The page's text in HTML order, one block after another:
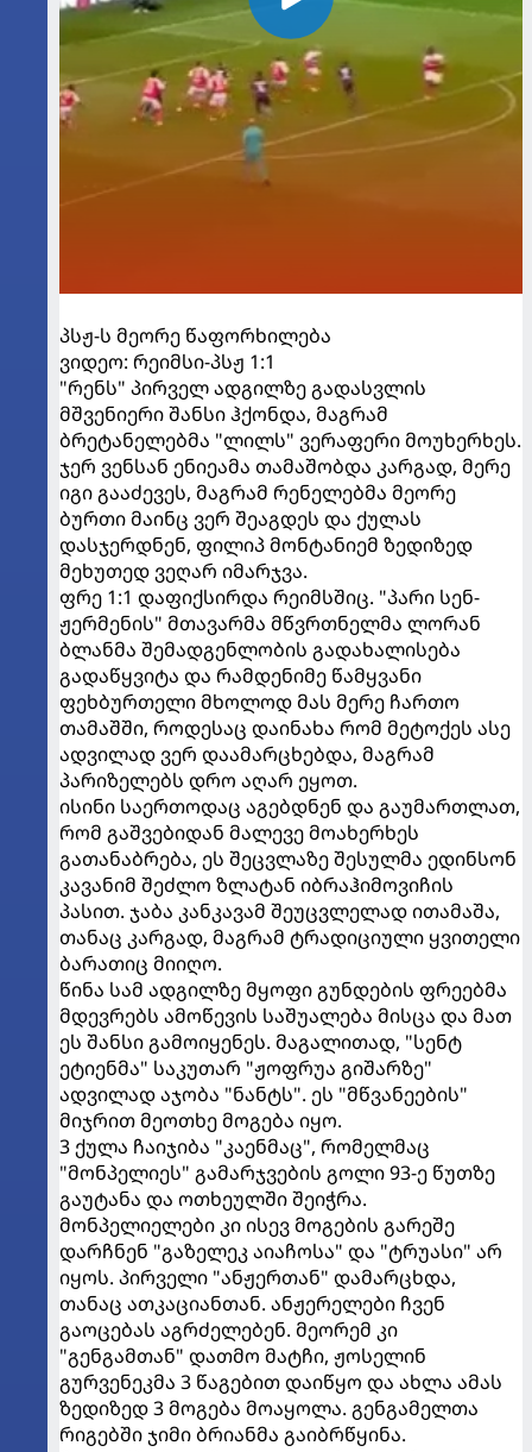
პსჟ-ს მეორე წაფორხილება
ვიდეო: რეიმსი-პსჟ 1:1
"რენს" პირველ ადგილზე გადასვლის
მშვენიერი შანსი ჰქონდა, მაგრამ
ბრეტანელებმა "ლილს" ვერაფერი მოუხერხეს.
ჯერ ვენსან ენიეამა თამაშობდა კარგად, მერე
იგი გააძევეს, მაგრამ რენელებმა მეორე
ბურთი მაინც ვერ შეაგდეს და ქულას
დასჯერდნენ, ფილიპ მონტანიემ ზედიზედ
მეხუთედ ვეღარ იმარჯვა.
ფრე 1:1 დაფიქსირდა რეიმსშიც. "პარი სენ-
ჟერმენის" მთავარმა მწვრთნელმა ლორან
ბლანმა შემადგენლობის გადახალისება
გადაწყვიტა და რამდენიმე წამყვანი
ფეხბურთელი მხოლოდ მას მერე ჩართო
თამაშში, როდესაც დაინახა რომ მეტოქეს ასე
ადვილად ვერ დაამარცხებდა, მაგრამ
პარიზელებს დრო აღარ ეყოთ.
ისინი საერთოდაც აგებდნენ და გაუმართლათ,
რომ გაშვებიდან მალევე მოახერხეს
გათანაბრება, ეს შეცვლაზე შესულმა ედინსონ
კავანიმ შეძლო ზლატან იბრაჰიმოვიჩის
პასით. ჯაბა კანკავამ შეუცვლელად ითამაშა,
თანაც კარგად, მაგრამ ტრადიციული ყვითელი
ბარათიც მიიღო.
წინა სამ ადგილზე მყოფი გუნდების ფრეებმა
მდევრებს ამოწევის საშუალება მისცა და მათ
ეს შანსი გამოიყენეს. მაგალითად, "სენტ
ეტიენმა" საკუთარ "ჟოფრუა გიშარზე"
ადვილად აჯობა "ნანტს". ეს "მწვანეების"
მიჯრით მეოთხე მოგება იყო.
3 ქულა ჩაიჯიბა "კაენმაც", რომელმაც
"მონპელიეს" გამარჯვების გოლი 93-ე წუთზე
გაუტანა და ოთხეულში შეიჭრა.
მონპელიელები კი ისევ მოგების გარეშე
დარჩნენ "გაზელეკ აიაჩოსა" და "ტრუასი" არ
იყოს. პირველი "ანჟერთან" დამარცხდა,
თანაც ათკაციანთან. ანჟერელები ჩვენ
გაოცებას აგრძელებენ. მეორემ კი
"გენგამთან" დათმო მატჩი, ჟოსელინ
გურვენეკმა 3 წაგებით დაიწყო და ახლა ამას
ზედიზედ 3 მოგება მოაყოლა. გენგამელთა
რიგებში ჯიმი ბრიანმა გაიბრწყინა.